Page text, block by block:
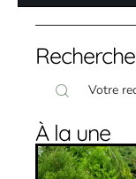
Recherche
À la une